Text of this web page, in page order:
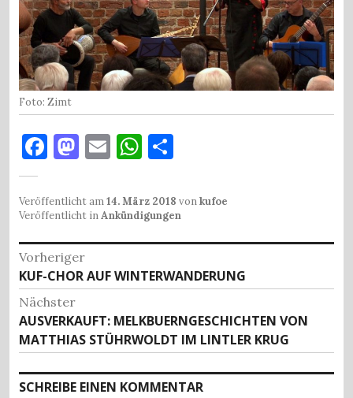
Foto: Zimt
F
c
e
b
o
o
k
M
to
d
o
n
E
ai
l
W
at
s
A
p
p
le
n
Veröffentlicht am14. März 2018 vonkufoe
Veröffentlicht inAnkündigungen
Beitragsnavigation
Vorheriger
Vorheriger
Beitrag:
KUF-CHOR AUF WINTERWANDERUNG
Nächster
Nächster
Beitrag:
AUSVERKAUFT: MELKBUERNGESCHICHTEN VON
MATTHIAS STÜHRWOLDT IM LINTLER KRUG
SCHREIBE EINEN KOMMENTAR